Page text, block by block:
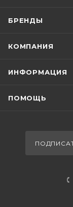
БРЕНДЫ
КОМПАНИЯ
ИНФОРМАЦИЯ
ПОМОЩЬ